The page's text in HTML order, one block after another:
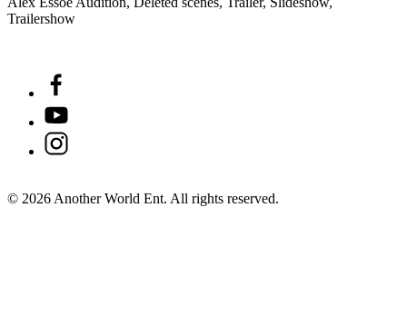
Trailershow
© 2026 Another World Ent. All rights reserved.